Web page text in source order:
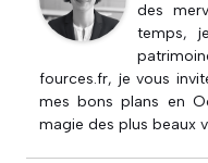
des
temps,
fources.fr, je vous
mes bons plans en
magie des plus beaux